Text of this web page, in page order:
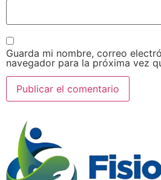
Guarda mi nombre, correo
navegador para la próxima vez